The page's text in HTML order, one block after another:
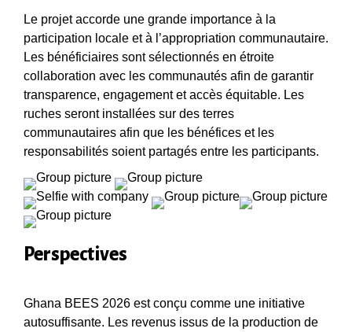
Le projet accorde une grande importance à la
participation locale et à l’appropriation communautaire.
Les bénéficiaires sont sélectionnés en étroite
collaboration avec les communautés afin de garantir
transparence, engagement et accès équitable. Les
ruches seront installées sur des terres
communautaires afin que les bénéfices et les
responsabilités soient partagés entre les participants.
Perspectives
Ghana BEES 2026 est conçu comme une initiative
autosuffisante. Les revenus issus de la production de